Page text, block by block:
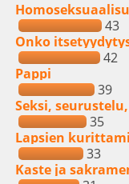
43
Onko
42
Pappi
39
Seksi,
35
Lapsien
33
Kaste ja